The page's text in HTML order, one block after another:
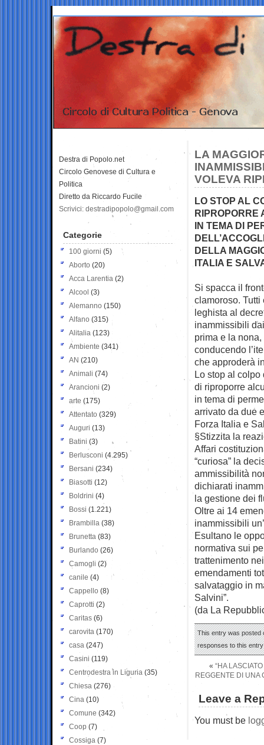
LA
VOLEVA
LO STOP AL
RIPROPORRE
IN TEMA DI
DELLA
ITALIA E
Si spacca il
clamoroso.
leghista al
inammissibili
prima e la
conducendo
che approderà
Lo stop al colpo
di riproporre
in tema di
arrivato da due
Forza Italia e
§Stizzita la
Affari
“curiosa” la
ammissibilità
dichiarati
la gestione dei
Oltre ai 14
inammissibili
Esultano le
normativa sui
trattenimento
emendamenti
salvataggio in
Salvini”.
(da La
This entry was posted
responses to this
« “HA
REGGENTE DI UNA
Leave a
You must be
Destra di Popolo.net
Circolo Genovese di Cultura e
Politica
Diretto da Riccardo Fucile
Scrivici: destradipopolo@gmail.com
Categorie
100 giorni (5)
Aborto (20)
Acca Larentia (2)
Alcool (3)
Alemanno (150)
Alfano (315)
Alitalia (123)
Ambiente (341)
AN (210)
Animali (74)
Arancioni (2)
arte (175)
Attentato (329)
Auguri (13)
Batini (3)
Berlusconi (4.295)
Bersani (234)
Biasotti (12)
Boldrini (4)
Bossi (1.221)
Brambilla (38)
Brunetta (83)
Burlando (26)
Camogli (2)
canile (4)
Cappello (8)
Caprotti (2)
Caritas (6)
carovita (170)
casa (247)
Casini (119)
Centrodestra in Liguria (35)
Chiesa (276)
Cina (10)
Comune (342)
Coop (7)
Cossiga (7)